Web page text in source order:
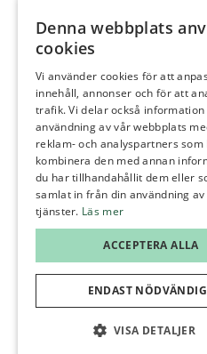
Gästinfo
Våra banor
Ställplatser
Greenfee
Konferens
©Karlstad GK
Administration GDPR
Denna webbplats
cookies
Vi använder cookies för att
innehåll, annonser och för att
trafik. Vi delar också information
användning av vår webbplats
reklam- och analyspartners som
kombinera den med annan
du har tillhandahållit dem eller
samlat in från din användning av
tjänster. Läs mer
ACCEPTERA ALLA
ENDAST
VISA DETALJER